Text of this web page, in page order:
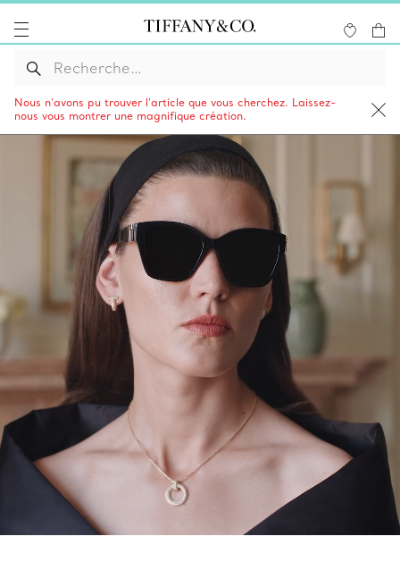
Nous n’avons pu trouver l’article que vous cherchez. Laissez-
nous vous montrer une magnifique création.